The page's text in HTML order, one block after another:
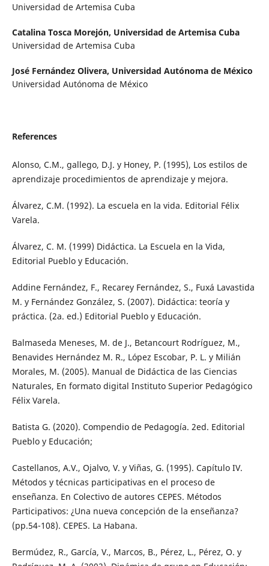
Universidad de Artemisa Cuba
Catalina Tosca Morejón, Universidad de Artemisa Cuba
Universidad de Artemisa Cuba
José Fernández Olivera, Universidad Autónoma de México
Universidad Autónoma de México
References
Alonso, C.M., gallego, D.J. y Honey, P. (1995), Los estilos de
aprendizaje procedimientos de aprendizaje y mejora.
Álvarez, C.M. (1992). La escuela en la vida. Editorial Félix
Varela.
Álvarez, C. M. (1999) Didáctica. La Escuela en la Vida,
Editorial Pueblo y Educación.
Addine Fernández, F., Recarey Fernández, S., Fuxá Lavastida
M. y Fernández González, S. (2007). Didáctica: teoría y
práctica. (2a. ed.) Editorial Pueblo y Educación.
Balmaseda Meneses, M. de J., Betancourt Rodríguez, M.,
Benavides Hernández M. R., López Escobar, P. L. y Milián
Morales, M. (2005). Manual de Didáctica de las Ciencias
Naturales, En formato digital Instituto Superior Pedagógico
Félix Varela.
Batista G. (2020). Compendio de Pedagogía. 2ed. Editorial
Pueblo y Educación;
Castellanos, A.V., Ojalvo, V. y Viñas, G. (1995). Capítulo IV.
Métodos y técnicas participativas en el proceso de
enseñanza. En Colectivo de autores CEPES. Métodos
Participativos: ¿Una nueva concepción de la enseñanza?
(pp.54-108). CEPES. La Habana.
Bermúdez, R., García, V., Marcos, B., Pérez, L., Pérez, O. y